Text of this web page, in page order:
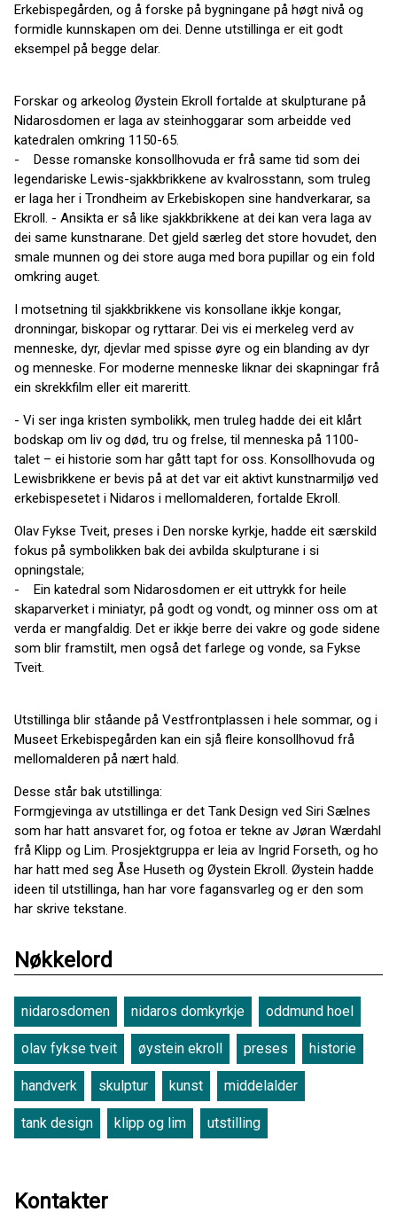
Erkebispegården, og å forske på bygningane på høgt nivå og
formidle kunnskapen om dei. Denne utstillinga er eit godt
eksempel på begge delar.
Forskar og arkeolog Øystein Ekroll fortalde at skulpturane på
Nidarosdomen er laga av steinhoggarar som arbeidde ved
katedralen omkring 1150-65.
- Desse romanske konsollhovuda er frå same tid som dei
legendariske Lewis-sjakkbrikkene av kvalrosstann, som truleg
er laga her i Trondheim av Erkebiskopen sine handverkarar, sa
Ekroll. - Ansikta er så like sjakkbrikkene at dei kan vera laga av
dei same kunstnarane. Det gjeld særleg det store hovudet, den
smale munnen og dei store auga med bora pupillar og ein fold
omkring auget.
I motsetning til sjakkbrikkene vis konsollane ikkje kongar,
dronningar, biskopar og ryttarar. Dei vis ei merkeleg verd av
menneske, dyr, djevlar med spisse øyre og ein blanding av dyr
og menneske. For moderne menneske liknar dei skapningar frå
ein skrekkfilm eller eit mareritt.
- Vi ser inga kristen symbolikk, men truleg hadde dei eit klårt
bodskap om liv og død, tru og frelse, til menneska på 1100-
talet – ei historie som har gått tapt for oss. Konsollhovuda og
Lewisbrikkene er bevis på at det var eit aktivt kunstnarmiljø ved
erkebispesetet i Nidaros i mellomalderen, fortalde Ekroll.
Olav Fykse Tveit, preses i Den norske kyrkje, hadde eit særskild
fokus på symbolikken bak dei avbilda skulpturane i si
opningstale;
- Ein katedral som Nidarosdomen er eit uttrykk for heile
skaparverket i miniatyr, på godt og vondt, og minner oss om at
verda er mangfaldig. Det er ikkje berre dei vakre og gode sidene
som blir framstilt, men også det farlege og vonde, sa Fykse
Tveit.
Utstillinga blir ståande på Vestfrontplassen i hele sommar, og i
Museet Erkebispegården kan ein sjå fleire konsollhovud frå
mellomalderen på nært hald.
Desse står bak utstillinga:
Formgjevinga av utstillinga er det Tank Design ved Siri Sælnes
som har hatt ansvaret for, og fotoa er tekne av Jøran Wærdahl
frå Klipp og Lim. Prosjektgruppa er leia av Ingrid Forseth, og ho
har hatt med seg Åse Huseth og Øystein Ekroll. Øystein hadde
ideen til utstillinga, han har vore fagansvarleg og er den som
har skrive tekstane.
Nøkkelord
nidarosdomen nidaros domkyrkje oddmund hoel
olav fykse tveit øystein ekroll preses historie
handverk skulptur kunst middelalder
tank design klipp og lim utstilling
Kontakter